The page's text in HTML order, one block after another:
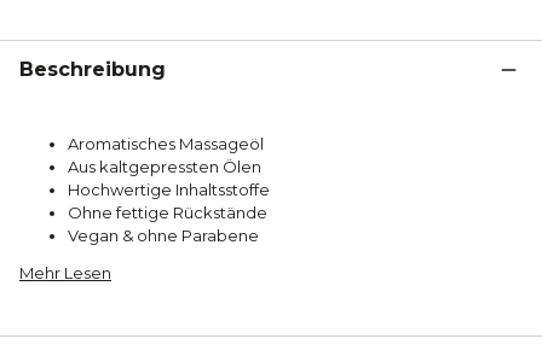
Beschreibung
Aromatisches Massageöl
Aus kaltgepressten Ölen
Hochwertige Inhaltsstoffe
Ohne fettige Rückstände
Vegan & ohne Parabene
Mehr Lesen